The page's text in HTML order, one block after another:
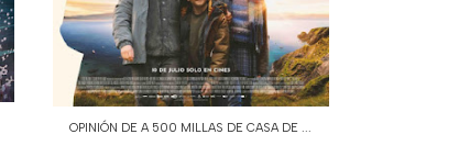
OPINIÓN DE A 500 MILLAS DE CASA DE ...